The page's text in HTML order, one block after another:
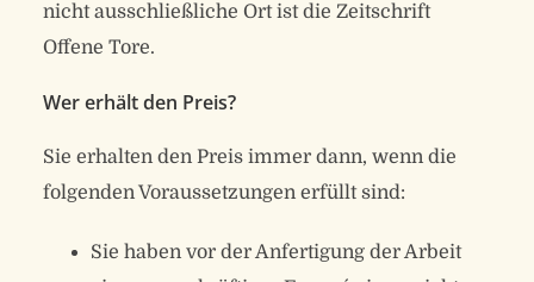
nicht ausschließliche Ort ist die Zeitschrift
Offene Tore.
Wer erhält den Preis?
Sie erhalten den Preis immer dann, wenn die
folgenden Voraussetzungen erfüllt sind:
Sie haben vor der Anfertigung der Arbeit